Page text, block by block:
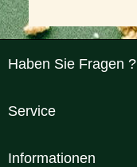
Haben Sie Fragen ?
Service
Informationen